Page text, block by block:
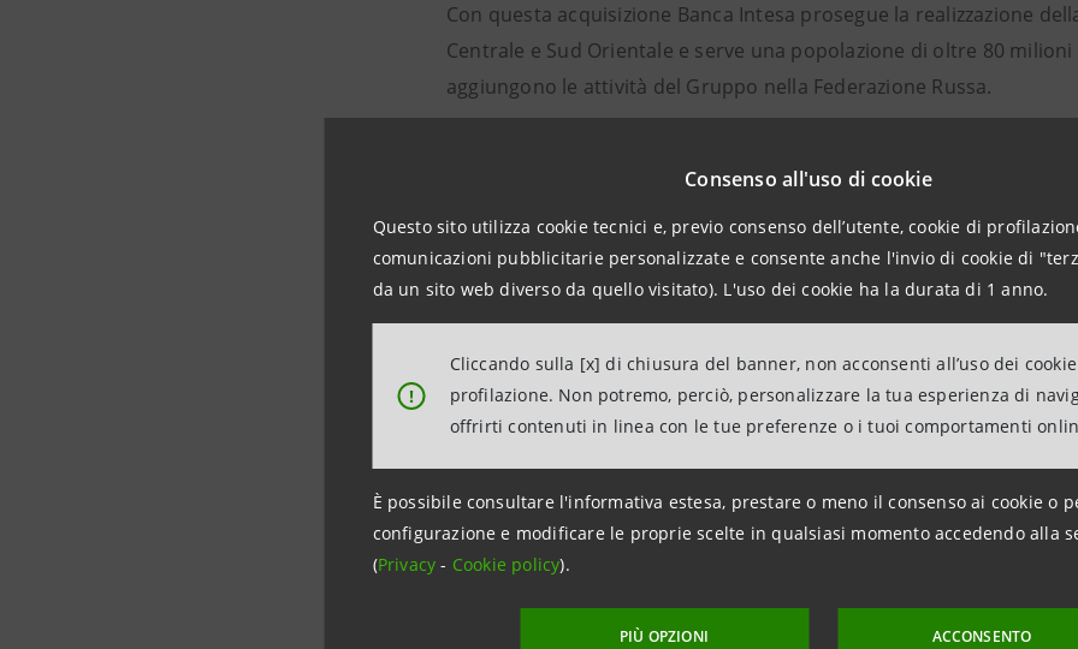
Consenso all'uso di cookie
Questo sito utilizza cookie tecnici e, previo consenso dell’utente, cookie di
comunicazioni pubblicitarie personalizzate e consente anche l'invio di cookie di
da un sito web diverso da quello visitato). L'uso dei cookie ha la durata di 1 anno.
!
Cliccando sulla [x] di chiusura del banner, non acconsenti all’uso dei
profilazione. Non potremo, perciò, personalizzare la tua esperienza di
offrirti contenuti in linea con le tue preferenze o i tuoi comportamenti
È possibile consultare l'informativa estesa, prestare o meno il consenso ai cookie o
configurazione e modificare le proprie scelte in qualsiasi momento accedendo alla
(Privacy- Cookie policy).
PIÙ OPZIONI ACCONSENTO
Con questa acquisizione Banca Intesa prosegue la realizzazione
Centrale e Sud Orientale e serve una popolazione di oltre 80 milioni
aggiungono le attività del Gruppo nella Federazione Russa.
Nell’area il Gruppo Intesa opera con la seconda maggiore banca
maggiore banca slovacca, Vseobecna Uverova Banka (VUB), la
Banca Intesa Beograd (ex Delta Banka), e la quarta maggiore
(CIB) e sta completando l’acquisizione di UPI Banka, quinta
Intesa è attivo nella Federazione Russa con KMB, una banca
ZAO Banca Intesa, unica banca italiana con licenza operativa in
rappresentanza di Mosca. Il Gruppo è presente anche nella
Slovenia con l’attività della controllata italiana Banca Popolare